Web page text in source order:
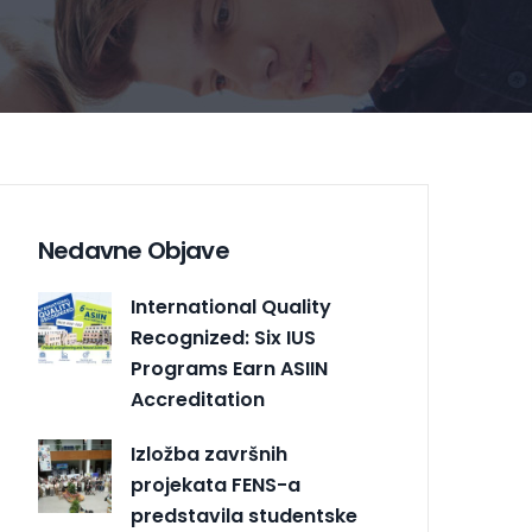
Nedavne Objave
International Quality
Recognized: Six IUS
Programs Earn ASIIN
Accreditation
Izložba završnih
projekata FENS-a
predstavila studentske